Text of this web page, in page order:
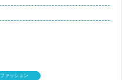
ファッション